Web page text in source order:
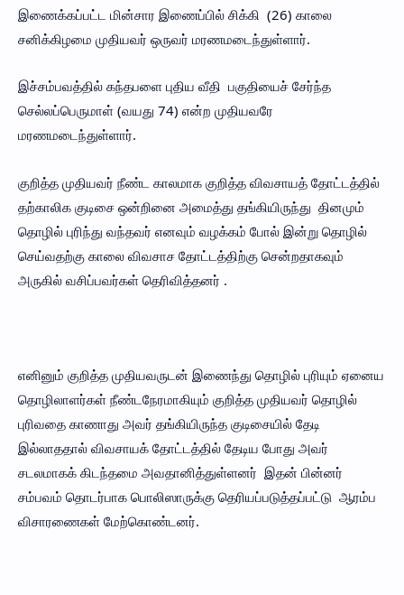
இணைக்கப்பட்ட மின்சார இணைப்பில் சிக்கி (26) காலை
சனிக்கிழமை முதியவர் ஒருவர் மரணமடைந்துள்ளார்.
இச்சம்பவத்தில் கந்தபளை புதிய வீதி பகுதியைச் சேர்ந்த
செல்லப்பெருமாள் (வயது 74) என்ற முதியவரே
மரணமடைந்துள்ளார்.
குறித்த முதியவர் நீண்ட காலமாக குறித்த விவசாயத் தோட்டத்தில்
தற்காலிக குடிசை ஒன்றினை அமைத்து தங்கியிருந்து தினமும்
தொழில் புரிந்து வந்தவர் எனவும் வழக்கம் போல் இன்று தொழில்
செய்வதற்கு காலை விவசாச தோட்டத்திற்கு சென்றதாகவும்
அருகில் வசிப்பவர்கள் தெரிவித்தனர் .
எனினும் குறித்த முதியவருடன் இணைந்து தொழில் புரியும் ஏனைய
தொழிலாளர்கள் நீண்டநேரமாகியும் குறித்த முதியவர் தொழில்
புரிவதை காணாது அவர் தங்கியிருந்த குடிசையில் தேடி
இல்லாததால் விவசாயக் தோட்டத்தில் தேடிய போது அவர்
சடலமாகக் கிடந்தமை அவதானித்துள்ளனர் இதன் பின்னர்
சம்பவம் தொடர்பாக பொலிஸாருக்கு தெரியப்படுத்தப்பட்டு ஆரம்ப
விசாரணைகள் மேற்கொண்டனர்.